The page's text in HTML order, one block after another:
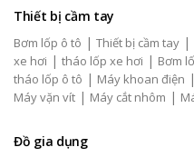
Thiết bị cầm tay
Bơm lốp ô tô | Thiết bị cầm tay |
xe hơi | tháo lốp xe hơi | Bơm
tháo lốp ô tô | Máy khoan điện |
Máy vặn vít | Máy cắt nhôm |
Đồ gia dụng